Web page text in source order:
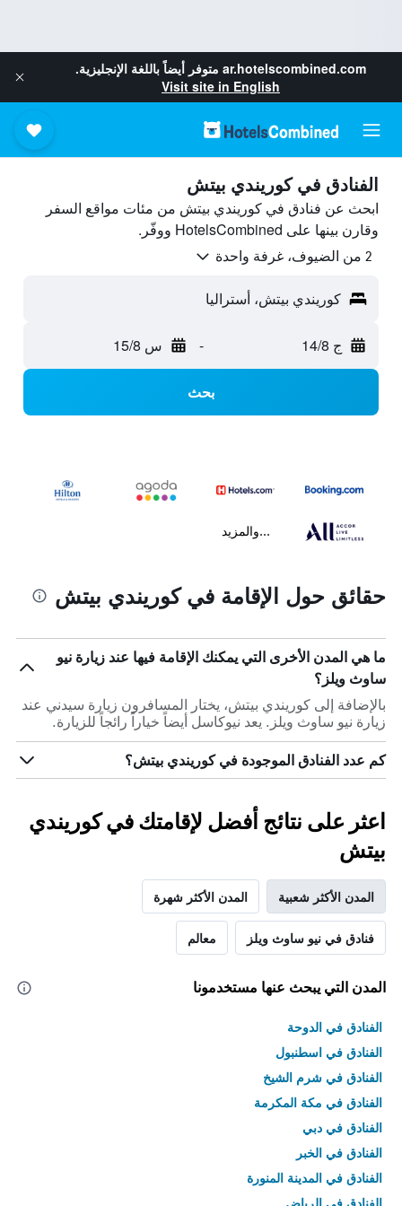
ar.hotelscombined.com متوفر أيضاً باللغة الإنجليزية.
Visit site in English
الفنادق في كوريندي بيتش
ابحث عن فنادق في كوريندي بيتش من مئات مواقع السفر
وقارن بينها على HotelsCombined ووفّر.
2 من الضيوف، غرفة واحدة
كوريندي بيتش، أستراليا
ج 14/8 - س 15/8
بحث
...والمزيد
حقائق حول الإقامة في كوريندي بيتش
ما هي المدن الأخرى التي يمكنك الإقامة فيها عند زيارة نيو
ساوث ويلز؟
بالإضافة إلى كوريندي بيتش، يختار المسافرون زيارة سيدني عند
زيارة نيو ساوث ويلز. يعد نيوكاسل أيضاً خياراً رائجاً للزيارة.
كم عدد الفنادق الموجودة في كوريندي بيتش؟
اعثر على نتائج أفضل لإقامتك في كوريندي
بيتش
المدن الأكثر شعبية المدن الأكثر شهرة
فنادق في نيو ساوث ويلز معالم
المدن التي يبحث عنها مستخدمونا
الفنادق في الدوحة
الفنادق في اسطنبول
الفنادق في شرم الشيخ
الفنادق في مكة المكرمة
الفنادق في دبي
الفنادق في الخبر
الفنادق في المدينة المنورة